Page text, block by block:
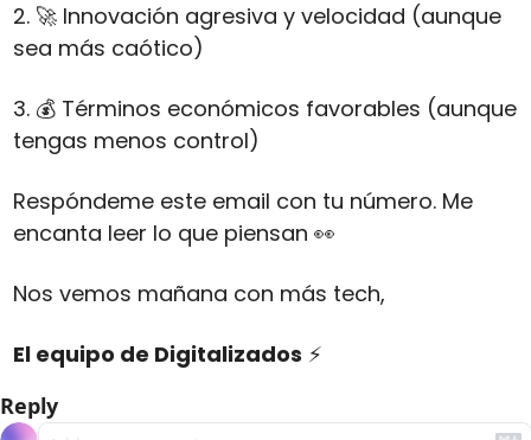
2. 🚀 Innovación agresiva y velocidad (aunque
sea más caótico)
3. 💰 Términos económicos favorables (aunque
tengas menos control)
Respóndeme este email con tu número. Me
encanta leer lo que piensan 👀
Nos vemos mañana con más tech,
El equipo de Digitalizados ⚡
Reply